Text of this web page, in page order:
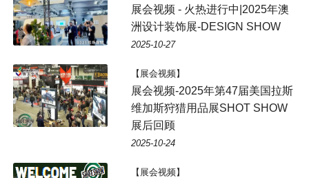
展会视频 - 火热进行中|2025年澳
洲设计装饰展-DESIGN SHOW
2025-10-27
【展会视频】
展会视频-2025年第47届美国拉斯
维加斯狩猎用品展SHOT SHOW
展后回顾
2025-10-24
【展会视频】